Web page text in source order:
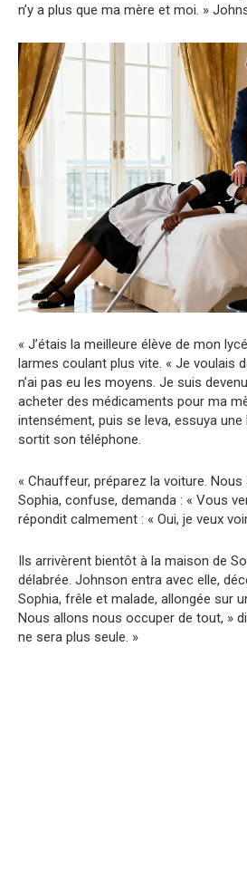
n’y a plus que ma mère et moi. »
« J’étais la meilleure élève de mon
larmes coulant plus vite. « Je voulais
n’ai pas eu les moyens. Je suis
acheter des médicaments pour ma
intensément, puis se leva, essuya
sortit son téléphone.
« Chauffeur, préparez la voiture.
Sophia, confuse, demanda : « Vous
répondit calmement : « Oui, je veux
Ils arrivèrent bientôt à la maison de
délabrée. Johnson entra avec elle,
Sophia, frêle et malade, allongée sur
Nous allons nous occuper de tout, »
ne sera plus seule. »